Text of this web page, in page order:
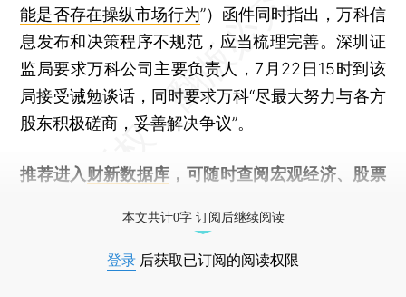
能是否存在操纵市场行为”）函件同时指出，万科信
息发布和决策程序不规范，应当梳理完善。深圳证
监局要求万科公司主要负责人，7月22日15时到该
局接受诫勉谈话，同时要求万科“尽最大努力与各方
股东积极磋商，妥善解决争议”。
推荐进入 财新数据库 ，可随时查阅宏观经济、股票
本文共计0字 订阅后继续阅读
登录 后获取已订阅的阅读权限